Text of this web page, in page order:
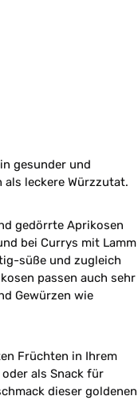
gesunder und
leckere Würzzutat.
gedörrte Aprikosen
bei Currys mit Lamm
süße und zugleich
passen auch sehr
Gewürzen wie
Früchten in Ihrem
als Snack für
dieser goldenen